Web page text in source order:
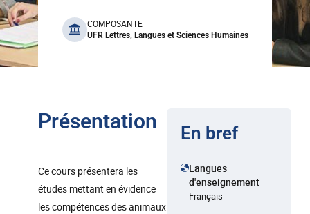
benefits
COMPOSANTE
UFR Lettres, Langues et Sciences Humaines
Présentation
Ce cours présentera les
études mettant en évidence
les compétences des animaux
En bref
Langues
d'enseignement
Français